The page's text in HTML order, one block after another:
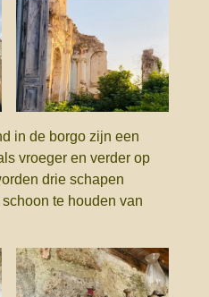
in de borgo zijn een
vroeger en verder op
drie schapen
te houden van